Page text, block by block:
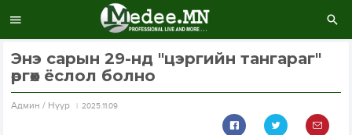
Энэ сарын 29-нд "цэргийн тангараг"
өргөх ёслол болно
Aдмин / Нүүр 2025.11.09